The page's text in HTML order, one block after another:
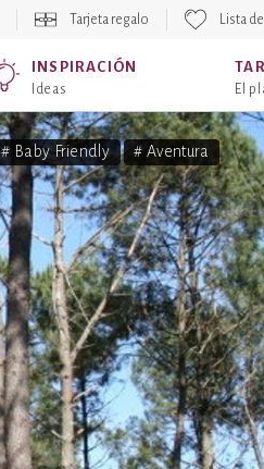
Tarjeta regalo Lista
INSPIRACIÓN
Ideas El
# Baby Friendly # Aventura